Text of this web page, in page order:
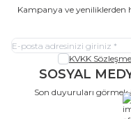
Kampanya ve
KVKK
SOSYAL
Son duyuruları